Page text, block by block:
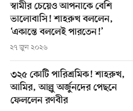
স্বামীর চেয়েও আপনাকে বেশি
ভালোবাসি! শাহরুখ বললেন,
‘একান্তে বললেই পারতেন!’
২৭ জুন ২০২৬
৩২৫ কোটি পারিশ্রমিক! শাহরুখ,
আমির, আল্লু অর্জুনদের পেছনে
ফেললেন রণবীর